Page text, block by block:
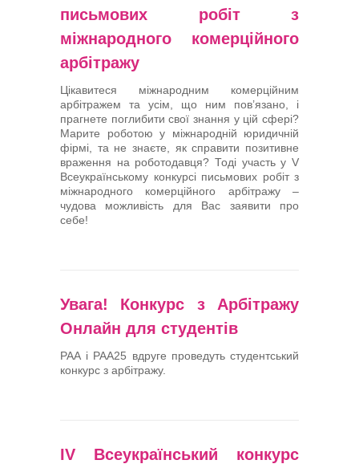
письмових робіт з
міжнародного комерційного
арбітражу
Цікавитеся міжнародним комерційним
арбітражем та усім, що ним пов’язано, і
прагнете поглибити свої знання у цій сфері?
Марите роботою у міжнародній юридичній
фірмі, та не знаєте, як справити позитивне
враження на роботодавця? Тоді участь у V
Всеукраїнському конкурсі письмових робіт з
міжнародного комерційного арбітражу –
чудова можливість для Вас заявити про
себе!
Увага! Конкурс з Арбітражу
Онлайн для студентів
РАА і РАА25 вдруге проведуть студентський
конкурс з арбітражу.
ІV Всеукраїнський конкурс